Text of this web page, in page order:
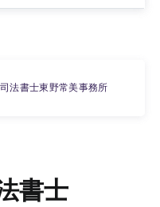
司法書士東野常美事務所
書士